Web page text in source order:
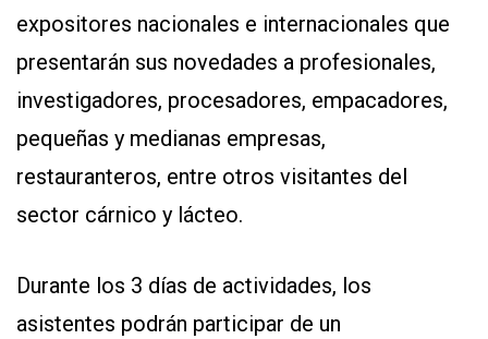
expositores nacionales e internacionales que
presentarán sus novedades a profesionales,
investigadores, procesadores, empacadores,
pequeñas y medianas empresas,
restauranteros, entre otros visitantes del
sector cárnico y lácteo.
Durante los 3 días de actividades, los
asistentes podrán participar de un